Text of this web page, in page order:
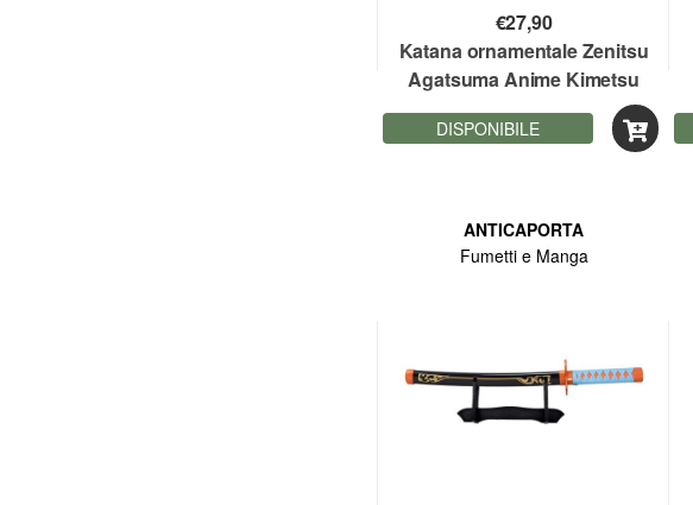
€27,90
Katana ornamentale Zenitsu
Agatsuma Anime Kimetsu
No Yaiba Demon Slayer
DISPONIBILE
ANTICAPORTA
Fumetti e Manga